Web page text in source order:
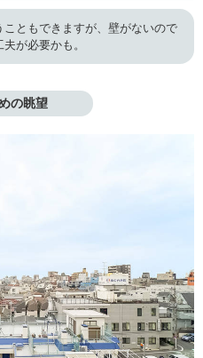
ともできますが、壁がないので
が必要かも。
の眺望